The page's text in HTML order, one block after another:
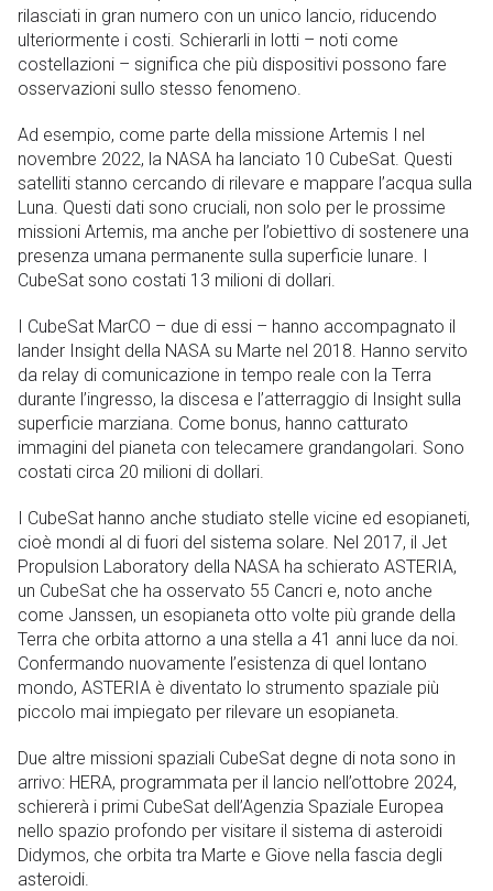
rilasciati in gran numero con un unico lancio, riducendo
ulteriormente i costi. Schierarli in lotti – noti come
costellazioni – significa che più dispositivi possono fare
osservazioni sullo stesso fenomeno.
Ad esempio, come parte della missione Artemis I nel
novembre 2022, la NASA ha lanciato 10 CubeSat. Questi
satelliti stanno cercando di rilevare e mappare l’acqua sulla
Luna. Questi dati sono cruciali, non solo per le prossime
missioni Artemis, ma anche per l’obiettivo di sostenere una
presenza umana permanente sulla superficie lunare. I
CubeSat sono costati 13 milioni di dollari.
I CubeSat MarCO – due di essi – hanno accompagnato il
lander Insight della NASA su Marte nel 2018. Hanno servito
da relay di comunicazione in tempo reale con la Terra
durante l’ingresso, la discesa e l’atterraggio di Insight sulla
superficie marziana. Come bonus, hanno catturato
immagini del pianeta con telecamere grandangolari. Sono
costati circa 20 milioni di dollari.
I CubeSat hanno anche studiato stelle vicine ed esopianeti,
cioè mondi al di fuori del sistema solare. Nel 2017, il Jet
Propulsion Laboratory della NASA ha schierato ASTERIA,
un CubeSat che ha osservato 55 Cancri e, noto anche
come Janssen, un esopianeta otto volte più grande della
Terra che orbita attorno a una stella a 41 anni luce da noi.
Confermando nuovamente l’esistenza di quel lontano
mondo, ASTERIA è diventato lo strumento spaziale più
piccolo mai impiegato per rilevare un esopianeta.
Due altre missioni spaziali CubeSat degne di nota sono in
arrivo: HERA, programmata per il lancio nell’ottobre 2024,
schiererà i primi CubeSat dell’Agenzia Spaziale Europea
nello spazio profondo per visitare il sistema di asteroidi
Didymos, che orbita tra Marte e Giove nella fascia degli
asteroidi.